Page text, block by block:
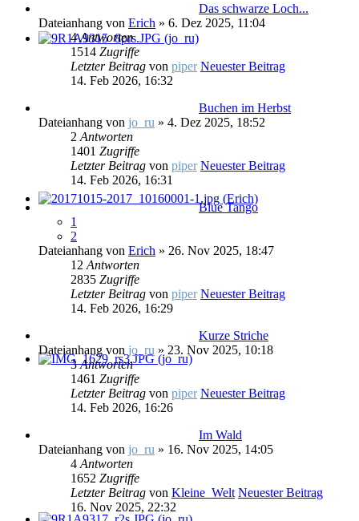
Das schwarze Loch...
Dateianhang von Erich » 6. Dez 2025, 11:04
4Antworten
1514 Zugriffe
Letzter Beitrag von piper Neuester Beitrag
14. Feb 2026, 16:32
Buchen im Herbst
Dateianhang von jo_ru » 4. Dez 2025, 18:52
2 Antworten
1401 Zugriffe
Letzter Beitrag von piper Neuester Beitrag
14. Feb 2026, 16:31
Blue Tango
1
2
Dateianhang von Erich » 26. Nov 2025, 18:47
12 Antworten
2835 Zugriffe
Letzter Beitrag von piper Neuester Beitrag
14. Feb 2026, 16:29
Kurze Striche
Dateianhang von jo_ru » 23. Nov 2025, 10:18
3Antworten
1461 Zugriffe
Letzter Beitrag von piper Neuester Beitrag
14. Feb 2026, 16:26
Im Wald
Dateianhang von jo_ru » 16. Nov 2025, 14:05
4 Antworten
1652 Zugriffe
Letzter Beitrag von Kleine_Welt Neuester Beitrag
16. Nov 2025, 22:32